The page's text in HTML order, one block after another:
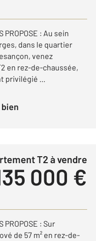
PROPOSE : Au sein
dans le quartier
venez
en rez-de-chaussée,
privilégié ...
bien
T2 à vendre
135 000 €
PROPOSE : Sur
de 57 m² en rez-de-